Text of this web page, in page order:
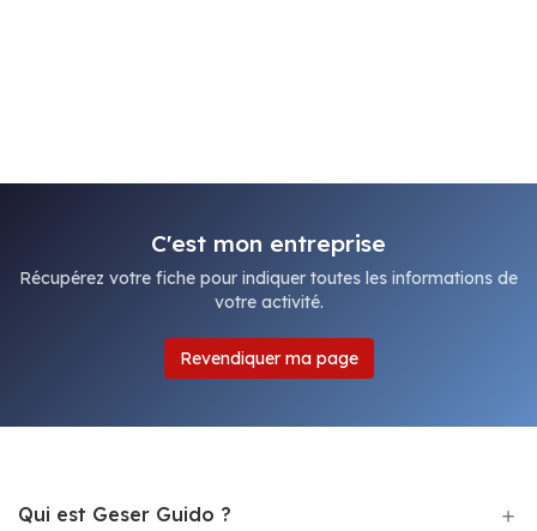
C'est mon entreprise
Récupérez votre fiche pour indiquer toutes les informations de
votre activité.
Revendiquer ma page
Qui est Geser Guido ?